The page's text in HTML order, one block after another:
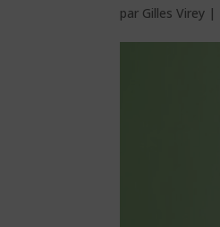
par Gilles Virey |